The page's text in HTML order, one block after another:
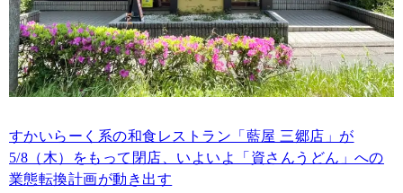
すかいらーく系の和食レストラン「藍屋 三郷店」が
5/8（木）をもって閉店、いよいよ「資さんうどん」への
業態転換計画が動き出す